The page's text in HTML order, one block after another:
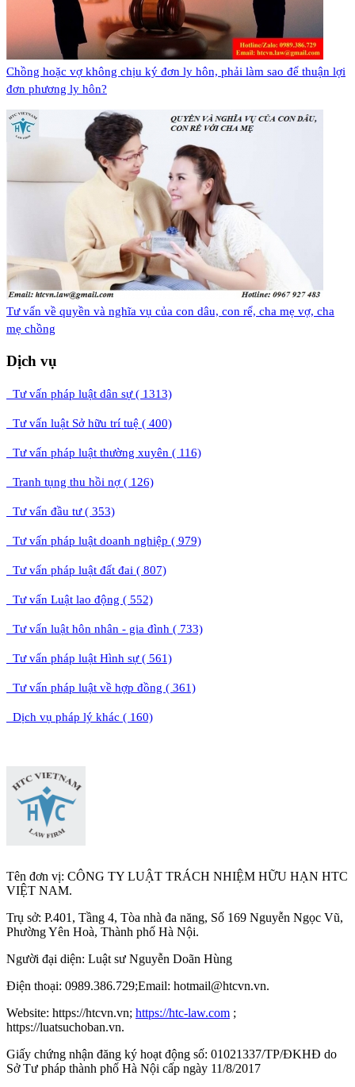
​Chồng hoặc vợ không chịu ký đơn ly hôn, phải làm sao để thuận lợi
đơn phương ly hôn?
Tư vấn về quyền và nghĩa vụ của con dâu, con rể, cha mẹ vợ, cha
mẹ chồng
Dịch vụ
Tư vấn pháp luật dân sự ( 1313)
Tư vấn luật Sở hữu trí tuệ ( 400)
Tư vấn pháp luật thường xuyên ( 116)
Tranh tụng thu hồi nợ ( 126)
Tư vấn đầu tư ( 353)
Tư vấn pháp luật doanh nghiệp ( 979)
Tư vấn pháp luật đất đai ( 807)
Tư vấn Luật lao động ( 552)
Tư vấn luật hôn nhân - gia đình ( 733)
Tư vấn pháp luật Hình sự ( 561)
Tư vấn pháp luật về hợp đồng ( 361)
Dịch vụ pháp lý khác ( 160)
Tên đơn vị: CÔNG TY LUẬT TRÁCH NHIỆM HỮU HẠN HTC
VIỆT NAM.
Trụ sở: P.401, Tầng 4, Tòa nhà đa năng, Số 169 Nguyễn Ngọc Vũ,
Phường Yên Hoà, Thành phố Hà Nội.
Người đại diện: Luật sư Nguyễn Doãn Hùng
Điện thoại: 0989.386.729;Email: hotmail@htcvn.vn.
Website: https://htcvn.vn; https://htc-law.com ;
https://luatsuchoban.vn.
Giấy chứng nhận đăng ký hoạt động số: 01021337/TP/ĐKHĐ do
Sở Tư pháp thành phố Hà Nội cấp ngày 11/8/2017